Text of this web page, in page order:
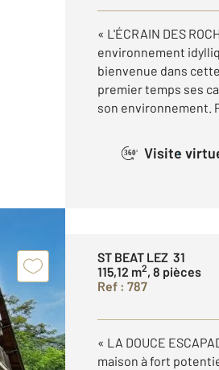
« L'ÉCRAIN DES
environnement
bienvenue dans
premier temps ses
son environnement.
360° Visite
ST BEAT LEZ 31
115,12 m2, 8 pièces
Ref : 787
« LA DOUCE
maison à fort